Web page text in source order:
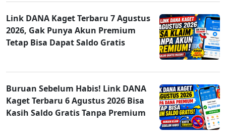
Link DANA Kaget Terbaru 7 Agustus
2026, Gak Punya Akun Premium
Tetap Bisa Dapat Saldo Gratis
Buruan Sebelum Habis! Link DANA
Kaget Terbaru 6 Agustus 2026 Bisa
Kasih Saldo Gratis Tanpa Premium